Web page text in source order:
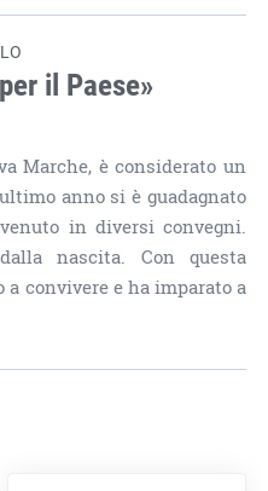
il Paese»
Marche, è considerato un
anno si è guadagnato
in diversi convegni.
nascita. Con questa
convivere e ha imparato a